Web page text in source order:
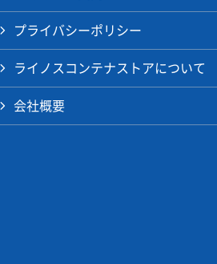
プライバシーポリシー
ライノスコンテナストアについて
会社概要